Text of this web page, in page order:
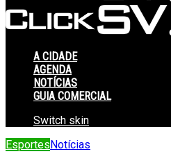
A CIDADE
AGENDA
NOTÍCIAS
GUIA COMERCIAL
Switch skin
Esportes Notícias